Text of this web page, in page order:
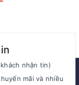
nhận tin)
mãi và nhiều